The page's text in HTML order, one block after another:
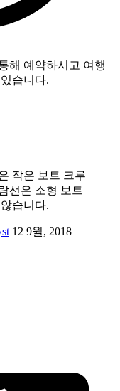
해 예약하시고 여행
습니다.
작은 보트 크루
선은 소형 보트
습니다.
12 9월, 2018